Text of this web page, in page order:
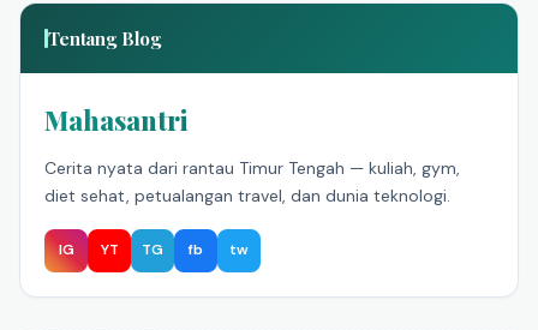
Tentang Blog
Mahasantri
Cerita nyata dari rantau Timur Tengah — kuliah, gym,
diet sehat, petualangan travel, dan dunia teknologi.
IG YT TG fb tw